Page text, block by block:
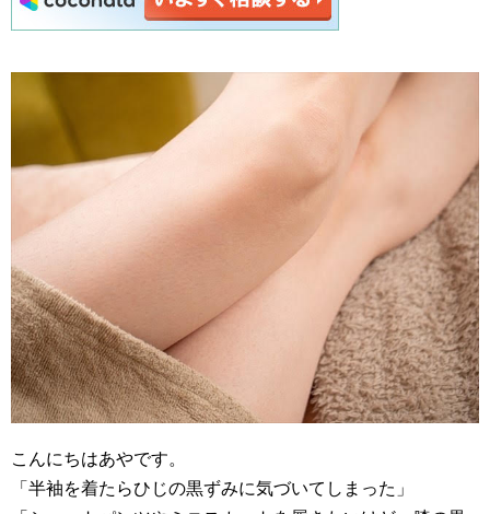
こんにちはあやです。
「半袖を着たらひじの黒ずみに気づいてしまった」